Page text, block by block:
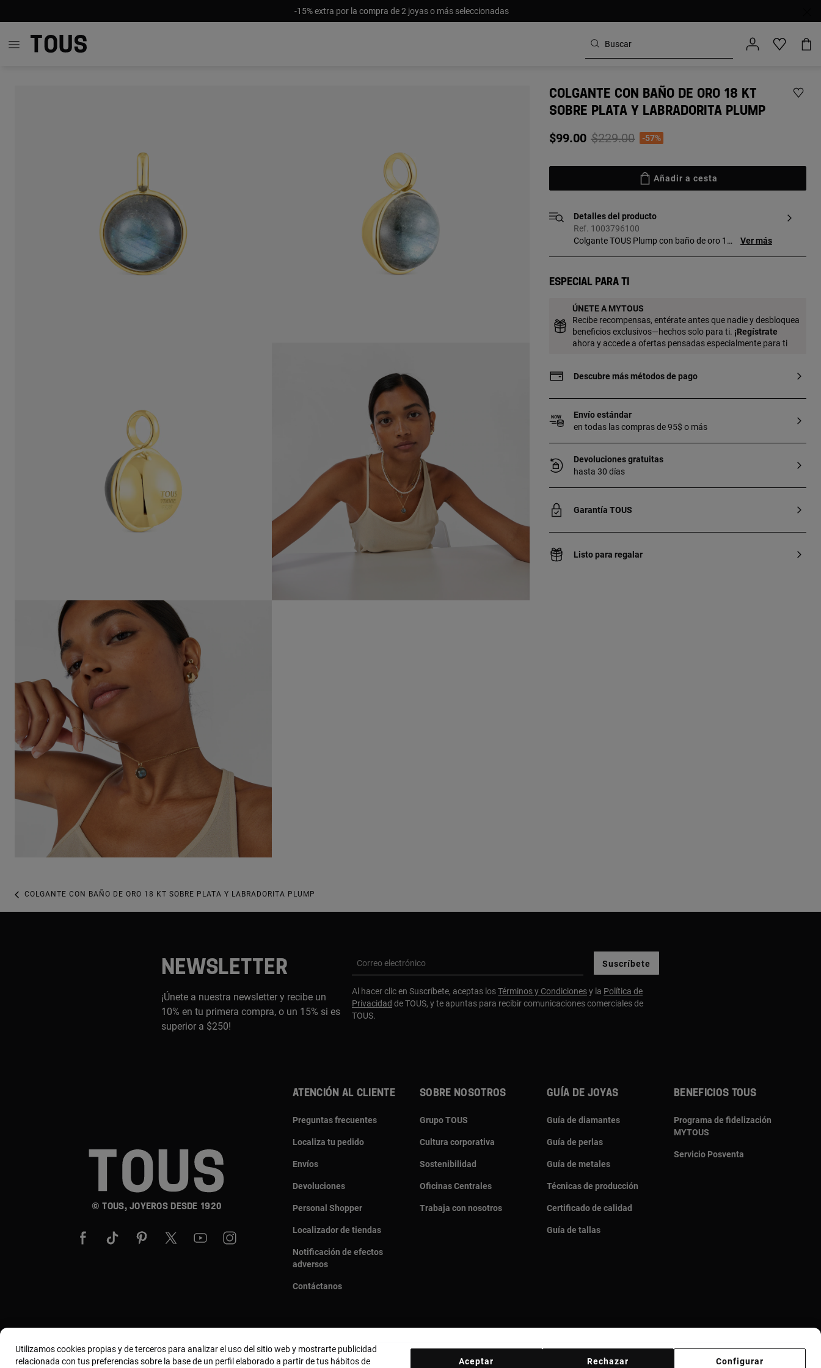
-15% extra por la compra de 2 joyas o más seleccionadas
COLGANTE CON BAÑO DE ORO 18 KT
SOBRE PLATA Y LABRADORITA PLUMP
$99.00 Price reduced from
$229.00to-57%
Añadir a cesta
Detalles del producto
Ref. 1003796100
Colgante TOUS Plump con baño de oro 18
cadena. Pieza fabricada con plata de
y 3 micras de espesor. Esta calidad
garantiza una mayor durabilidad de la
joya.
Ver más
Especial para ti
ÚNETE A MYTOUS
Recibe recompensas, entérate antes que nadie y desbloquea
beneficios exclusivos—hechos solo para ti. ¡Regístrate
ahora y accede a ofertas pensadas especialmente para ti
Descubre más métodos de pago
Envío estándar
en todas las compras de 95$ o más
Devoluciones gratuitas
hasta 30 días
Garantía TOUS
Listo para regalar
COLGANTE CON BAÑO DE ORO 18 KT SOBRE PLATA Y LABRADORITA PLUMP
NEWSLETTER
¡Únete a nuestra newsletter y recibe un
10% en tu primera compra, o un 15% si es
superior a $250!
Correo electrónico Suscríbete
Al hacer clic en Suscríbete, aceptas losTérminos y Condicionesy la Política de
Privacidad de TOUS, y te apuntas para recibir comunicaciones comerciales de
TOUS.
© TOUS, JOYEROS DESDE 1920
ATENCIÓN AL CLIENTE
Preguntas frecuentes
Localiza tu pedido
Envíos
Devoluciones
Personal Shopper
Localizador de tiendas
Notificación de efectos
adversos
Contáctanos
SOBRE NOSOTROS
Grupo TOUS
Cultura corporativa
Sostenibilidad
Oficinas Centrales
Trabaja con nosotros
GUÍA DE JOYAS
Guía de diamantes
Guía de perlas
Guía de metales
Técnicas de producción
Certificado de calidad
Guía de tallas
BENEFICIOS TOUS
Programa de fidelización
MYTOUS
Servicio Posventa
País y moneda: United States Of America / US Dollar
Utilizamos cookies propias y de terceros para analizar el uso del sitio web y mostrarte publicidad
relacionada con tus preferencias sobre la base de un perfil elaborado a partir de tus hábitos de
Configurar
Rechazar
Aceptar